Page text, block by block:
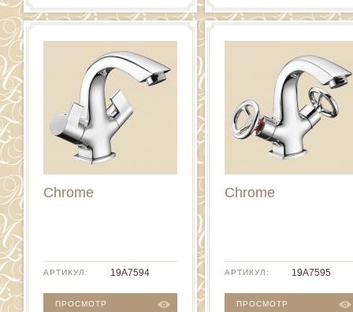
Chrome
АРТИКУЛ: 19A7594
ПРОСМОТР
Chrome
АРТИКУЛ: 19A7595
ПРОСМОТР